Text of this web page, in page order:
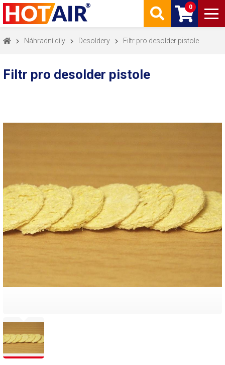
0
Náhradní díly Desoldery Filtr pro desolder pistole
Filtr pro desolder pistole